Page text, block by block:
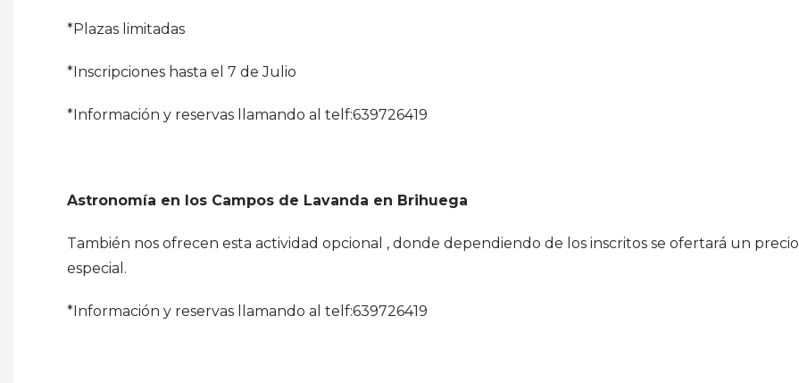
*Plazas limitadas
*Inscripciones hasta el 7 de Julio
*Información y reservas llamando al telf:639726419
Astronomía en los Campos de Lavanda en Brihuega
También nos ofrecen esta actividad opcional , donde dependiendo de los inscritos se ofertará un precio
especial.
*Información y reservas llamando al telf:639726419